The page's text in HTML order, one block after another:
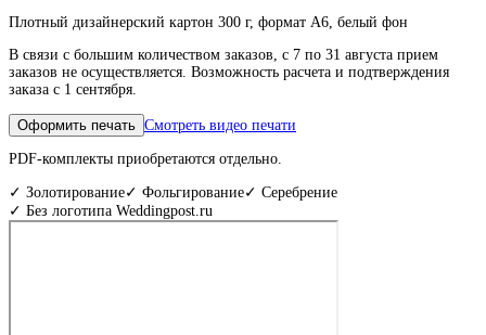
Плотный дизайнерский картон 300 г, формат А6, белый фон
В связи с большим количеством заказов, с 7 по 31 августа прием
заказов не осуществляется. Возможность расчета и подтверждения
заказа с 1 сентября.
Оформить печать Смотреть видео печати
PDF-комплекты приобретаются отдельно.
✓ Золотирование✓ Фольгирование✓ Серебрение
✓ Без логотипа Weddingpost.ru